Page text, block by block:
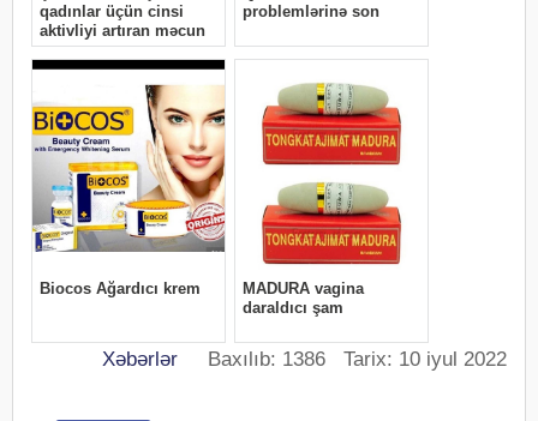
Xəbərlər Baxılıb: 1386 Tarix: 10 iyul 2022